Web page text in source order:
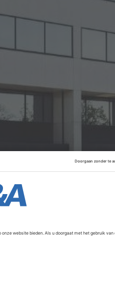
naar 25 medewerkers.
voor onderbeen- en
op een aantal